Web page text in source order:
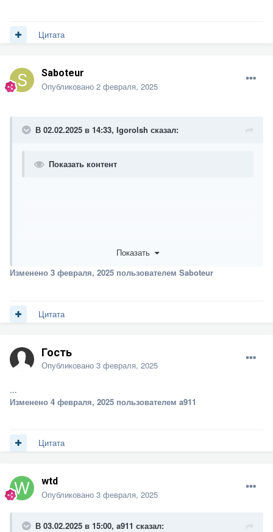
Цитата
Saboteur
Опубликовано 2 февраля, 2025
В 02.02.2025 в 14:33, Igorolsh сказал:
Показать контент
Показать
Изменено 3 февраля, 2025 пользователем Saboteur
Цитата
Гость
Опубликовано 3 февраля, 2025
...
Изменено 4 февраля, 2025 пользователем a911
Цитата
wtd
Опубликовано 3 февраля, 2025
В 03.02.2025 в 15:00, a911 сказал: